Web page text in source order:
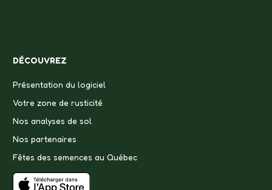
DÉCOUVREZ
Présentation du logiciel
Votre zone de rusticité
Nos analyses de sol
Nos partenaires
Fêtes des semences au Québec